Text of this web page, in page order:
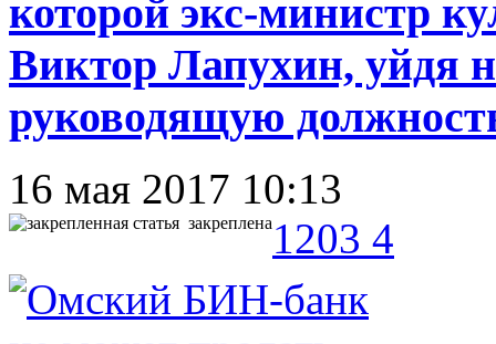
которой экс-министр
Виктор Лапухин, уйдя
руководящую
16 мая 2017 10:13
закреплена 1203 4